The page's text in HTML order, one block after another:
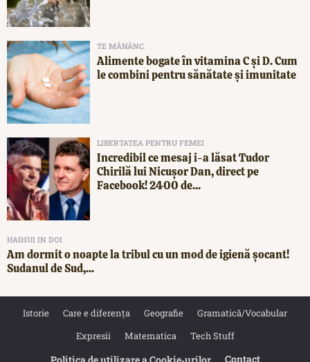
TE MĂNÂNC
Alimente bogate în vitamina C și D. Cum
le combini pentru sănătate și imunitate
LIBERTATEA PENTRU FEMEI
Incredibil ce mesaj i-a lăsat Tudor
Chirilă lui Nicușor Dan, direct pe
Facebook! 2400 de...
HAIHUI IN DOI
Am dormit o noapte la tribul cu un mod de igienă șocant!
Sudanul de Sud,...
Istorie Care e diferența Geografie
Gramatică/Vocabular
Expresii
Matematica Tech Stuff
Politica de utilizare a Cookie‐urilor Contact